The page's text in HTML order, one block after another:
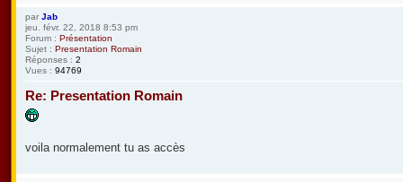
par Jab
jeu. févr. 22, 2018 8:53 pm
Forum : Présentation
Sujet : Presentation Romain
Réponses : 2
Vues : 94769
Re: Presentation Romain
voila normalement tu as accès